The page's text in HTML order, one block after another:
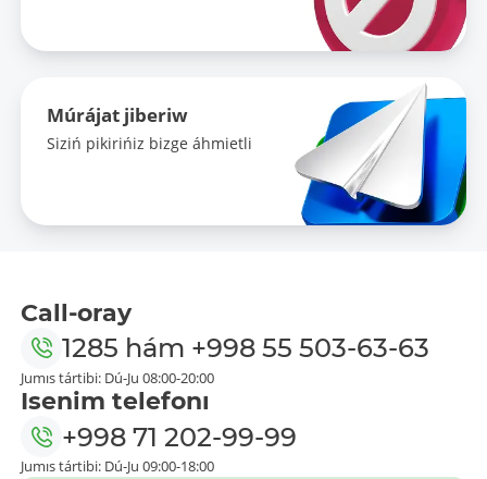
Múrájat jiberiw
Siziń pikirińiz bizge áhmietli
Call-oray
1285 hám +998 55 503-63-63
Jumıs tártibi: Dú-Ju 08:00-20:00
Isenim telefonı
+998 71 202-99-99
Jumıs tártibi: Dú-Ju 09:00-18:00